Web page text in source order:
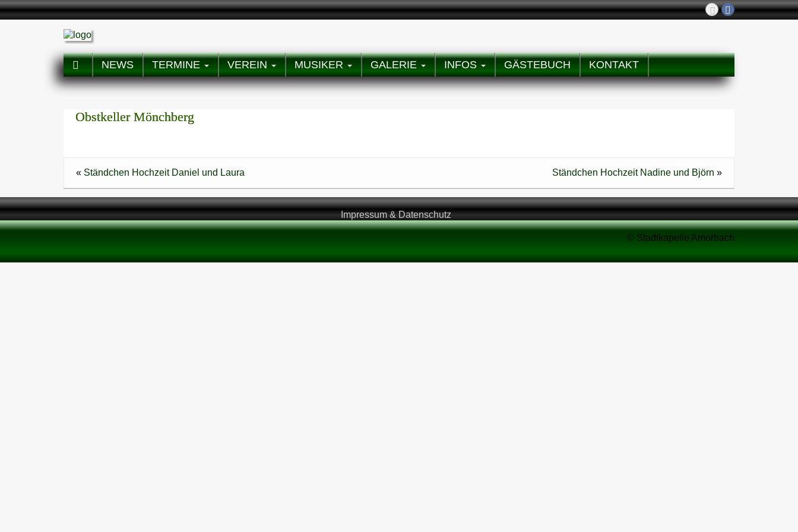
NEWS TERMINE VEREIN MUSIKER GALERIE INFOS GÄSTEBUCH KONTAKT
Obstkeller Mönchberg
« Ständchen Hochzeit Daniel und Laura Ständchen Hochzeit Nadine und Björn »
Impressum & Datenschutz
© Stadtkapelle Amorbach